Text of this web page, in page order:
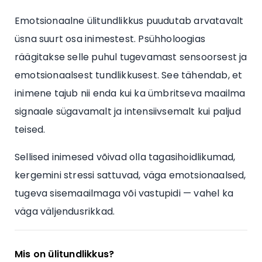
Emotsionaalne ülitundlikkus puudutab arvatavalt
üsna suurt osa inimestest. Psühholoogias
räägitakse selle puhul tugevamast sensoorsest ja
emotsionaalsest tundlikkusest. See tähendab, et
inimene tajub nii enda kui ka ümbritseva maailma
signaale sügavamalt ja intensiivsemalt kui paljud
teised.
Sellised inimesed võivad olla tagasihoidlikumad,
kergemini stressi sattuvad, väga emotsionaalsed,
tugeva sisemaailmaga või vastupidi — vahel ka
väga väljendusrikkad.
Mis on ülitundlikkus?